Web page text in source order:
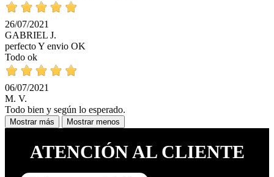
26/07/2021
GABRIEL J.
perfecto Y envio OK
Todo ok
06/07/2021
M. V.
Todo bien y según lo esperado.
Mostrar más Mostrar menos
ATENCIÓN AL CLIENTE